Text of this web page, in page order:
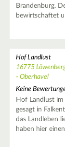
Brandenburg.
bewirtschaftet
Hof Landlust
16775
- Oberhavel
Keine
Hof Landlust im
gesagt in
das Landleben
haben hier